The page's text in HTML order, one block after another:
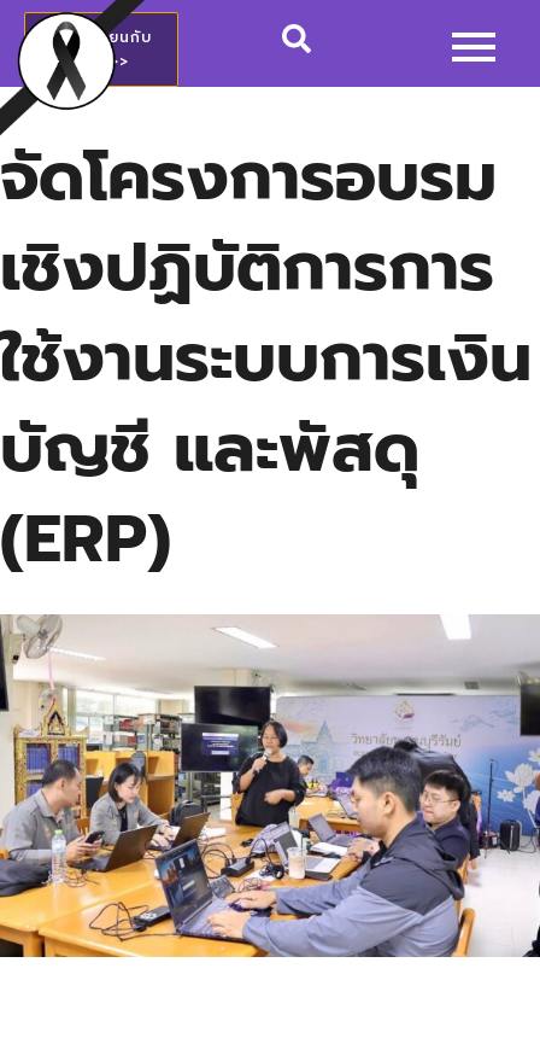
สมัครเรียนกับ
วชช.>>
จัดโครงการอบรม
เชิงปฏิบัติการการ
ใช้งานระบบการเงิน
บัญชี และพัสดุ
(ERP)